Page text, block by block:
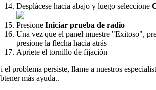
Desplácese hacia abajo y luego seleccione
Presione Iniciar prueba de radio
Una vez que el panel muestre "Exitoso",
presione la flecha hacia atrás
Apriete el tornillo de fijación
el problema persiste, llame a nuestros
más ayuda..